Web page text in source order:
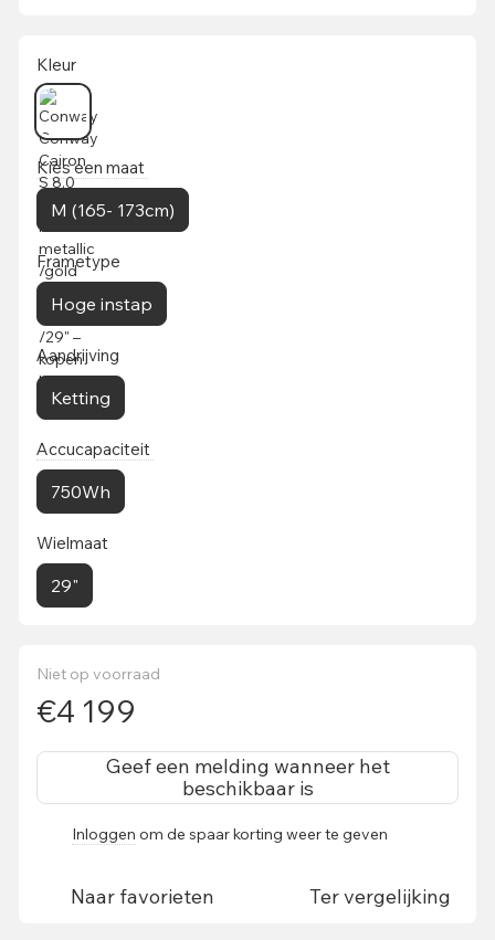
Kleur
Kies een maat
M (165- 173cm)
Frametype
Hoge instap
Aandrijving
Ketting
Accucapaciteit
750Wh
Wielmaat
29"
Niet op voorraad
€4 199
Geef een melding wanneer het
beschikbaar is
Inloggen om de spaar korting weer te geven
Naar favorieten Ter vergelijking